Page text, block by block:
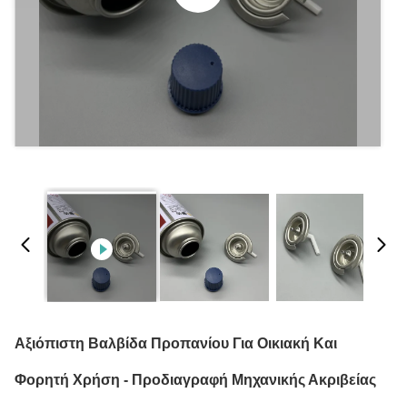
Αξιόπιστη Βαλβίδα Προπανίου Για Οικιακή Και
Φορητή Χρήση - Προδιαγραφή Μηχανικής Ακριβείας